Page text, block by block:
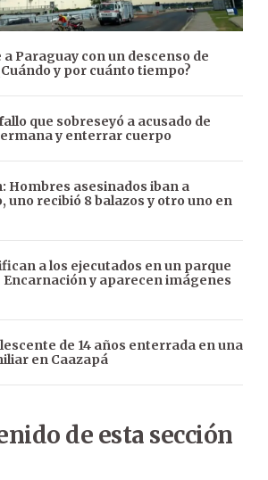
a Paraguay con un descenso de
y por cuánto tiempo?
que sobreseyó a acusado de
y enterrar cuerpo
Hombres asesinados iban a
uno recibió 8 balazos y otro uno en
a los ejecutados en un parque
Encarnación y aparecen imágenes
de 14 años enterrada en una
en Caazapá
de esta sección